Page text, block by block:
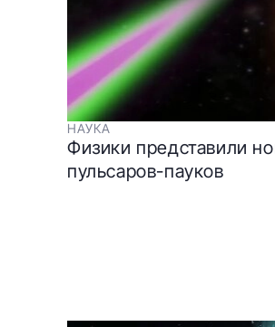
НАУКА
Физики представили
пульсаров-пауков